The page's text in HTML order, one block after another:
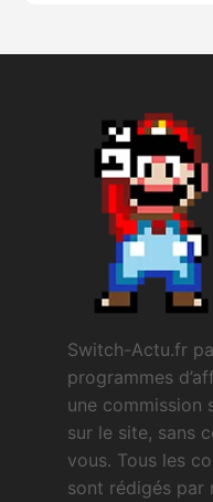
Switch-Actu.fr
programmes
une commission
sur le site, sans
vous. Tous les
sont rédigés par